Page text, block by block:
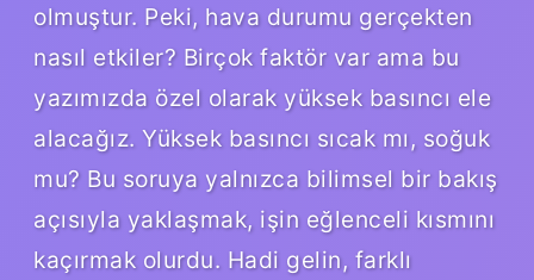
olmuştur. Peki, hava durumu gerçekten
nasıl etkiler? Birçok faktör var ama bu
yazımızda özel olarak yüksek basıncı ele
alacağız. Yüksek basıncı sıcak mı, soğuk
mu? Bu soruya yalnızca bilimsel bir bakış
açısıyla yaklaşmak, işin eğlenceli kısmını
kaçırmak olurdu. Hadi gelin, farklı